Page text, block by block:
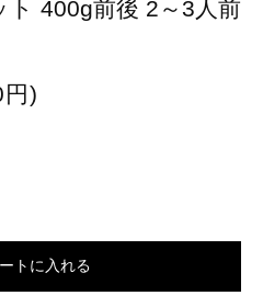
ト 400g前後 2～3人前
)
トに入れる